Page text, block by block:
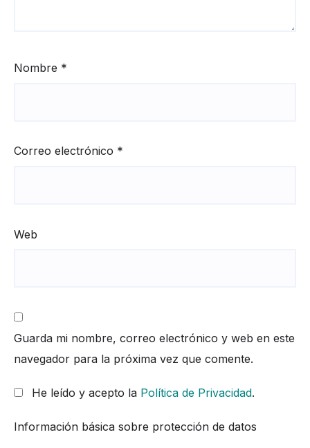
Nombre *
Correo electrónico *
Web
Guarda mi nombre, correo electrónico y web en este
navegador para la próxima vez que comente.
He leído y acepto la Política de Privacidad.
Información básica sobre protección de datos